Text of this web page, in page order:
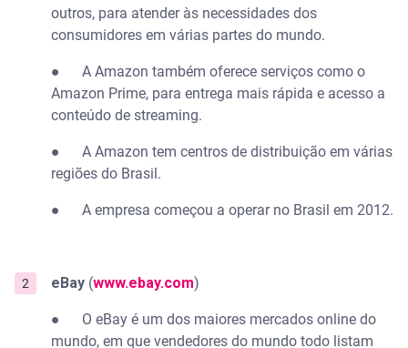
outros, para atender às necessidades dos
consumidores em várias partes do mundo.
● A Amazon também oferece serviços como o
Amazon Prime, para entrega mais rápida e acesso a
conteúdo de streaming.
● A Amazon tem centros de distribuição em várias
regiões do Brasil.
● A empresa começou a operar no Brasil em 2012.
eBay (www.ebay.com)
● O eBay é um dos maiores mercados online do
mundo, em que vendedores do mundo todo listam